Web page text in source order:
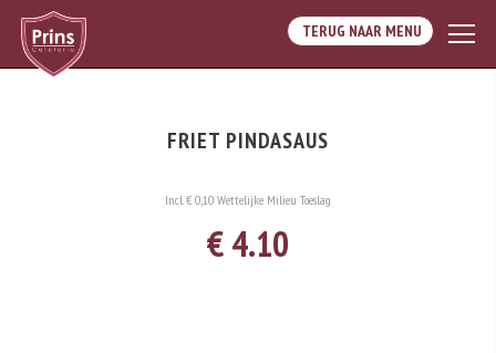
TERUG NAAR MENU
FRIET PINDASAUS
Incl. € 0,10 Wettelijke Milieu Toeslag
€ 4.10